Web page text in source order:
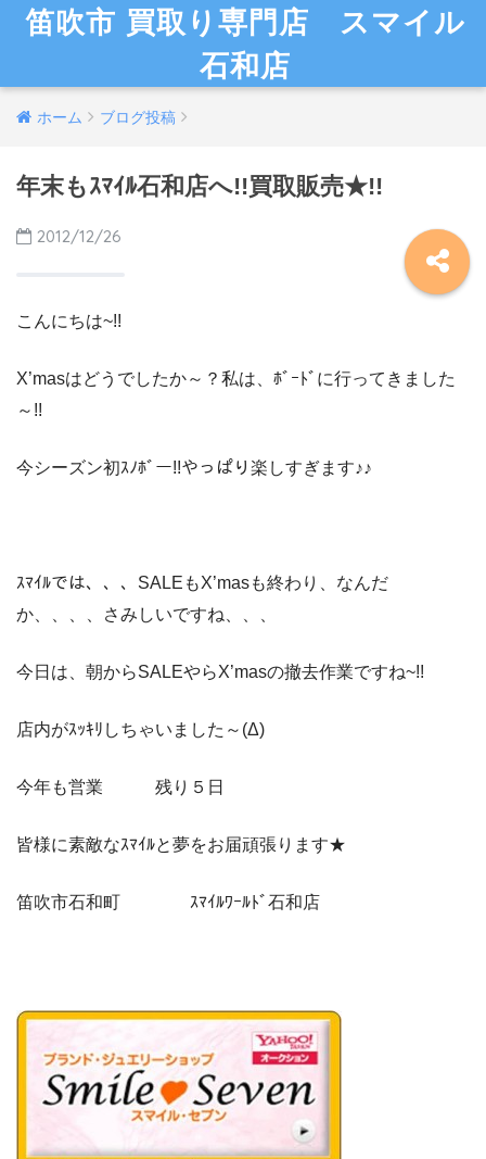
笛吹市 買取り専門店 スマイル
石和店
ホーム ブログ投稿
年末もｽﾏｲﾙ石和店へ!!買取販売★!!
2012/12/26
こんにちは~!!
X’masはどうでしたか～？私は、ﾎﾞｰﾄﾞに行ってきました
～!!
今シーズン初ｽﾉﾎﾞー!!やっぱり楽しすぎます♪♪
ｽﾏｲﾙでは、、、SALEもX’masも終わり、なんだ
か、、、、さみしいですね、、、
今日は、朝からSALEやらX’masの撤去作業ですね~!!
店内がｽｯｷﾘしちゃいました～(Δ)
今年も営業 残り５日
皆様に素敵なｽﾏｲﾙと夢をお届頑張ります★
笛吹市石和町 ｽﾏｲﾙﾜｰﾙﾄﾞ石和店